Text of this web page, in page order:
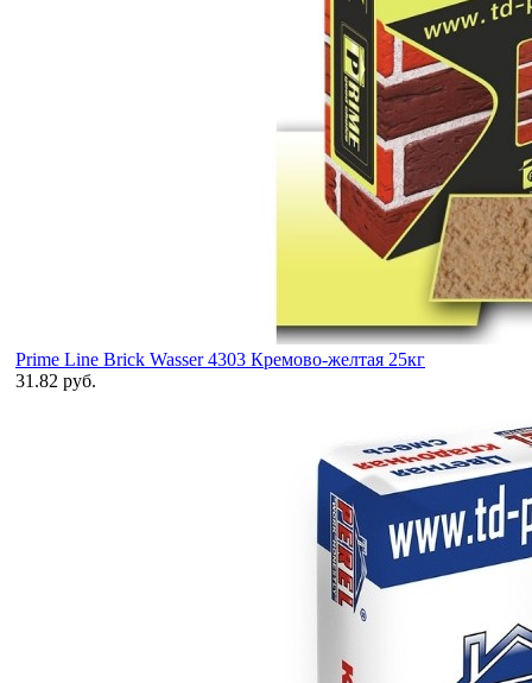
Prime Line Brick Wasser 4303 Кремово-желтая 25кг
31.82 руб.